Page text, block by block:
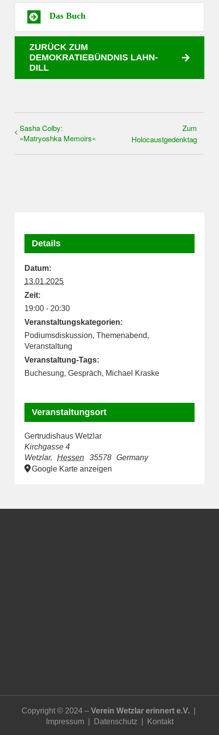
Das Buch
ZURÜCK ZUM
DEMOKRATIEBÜNDNIS LAHN-
DILL
Sasha Colby:
»Matryoshka Memoirs«
Zum
Holocaustgedenktag
Details
Datum:
13.01.2025
Zeit:
19:00 - 20:30
Veranstaltungskategorien:
Podiumsdiskussion, Themenabend,
Veranstaltung
Veranstaltung-Tags:
Buchesung, Gespräch, Michael Kraske
Veranstaltungsort
Gertrudishaus Wetzlar
Kirchgasse 4
Wetzlar, Hessen 35578
Germany
Google Karte anzeigen
Copyright © 2024 – Verein Wetzlar erinnert e.V.
Impressum| Datenschutz Kontakt